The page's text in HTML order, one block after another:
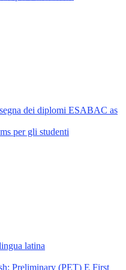
dei diplomi ESABAC as
per gli studenti
latina
Preliminary (PET) E First